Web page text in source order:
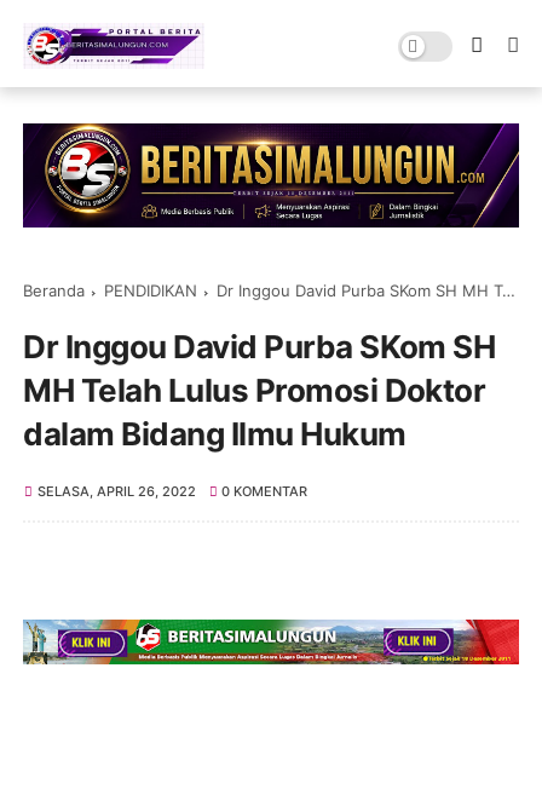
Beranda PENDIDIKAN Dr Inggou David Purba SKom SH MH Telah Lulus Promosi Doktor dalam Bidang Ilmu Hukum
Dr Inggou David Purba SKom SH
MH Telah Lulus Promosi Doktor
dalam Bidang Ilmu Hukum
SELASA, APRIL 26, 2022 0 KOMENTAR